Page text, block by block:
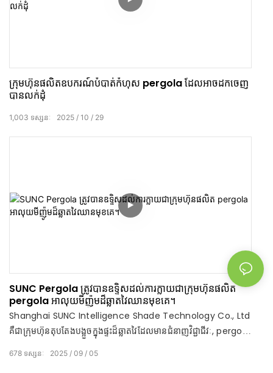
ក្រុមហ៊ុនផលិតឧបករណ៍បំបាត់កំហុស pergola ដែលអាចដកចេញ
បានលក់ដុំ
2025 10 29
1,003 ទស្សនៈ
SUNC Pergola ត្រូវបានឧទ្ទិសដល់ការក្លាយជាក្រុមហ៊ុនផលិត
pergola អាលុយមីញ៉ូមដ៏ឆ្លាតវៃឈានមុខគេ។
Shanghai SUNC Intelligence Shade Technology Co., Ltd
គឺជាក្រុមហ៊ុនតុបតែងបង្អួចក្នុងផ្ទះដ៏ឆ្លាតវៃដែលមានជំនាញវិជ្ជាជីវៈ, pergola
បញ្ចូលគ្នា។ ចាប់តាំងពីការបង្កើតឡើងនៅក្នុងឆ្នាំ 2008 ក្រុមហ៊ុន SUNC
2025 09 05
678 ទស្សនៈ